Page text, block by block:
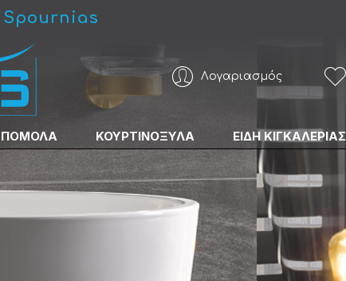
Λογαριασμός
ΠΟΜΟΛΑ ΚΟΥΡΤΙΝΟΞΥΛΑ ΕΙΔΗ ΚΙΓΚΑΛΕΡΙΑΣ